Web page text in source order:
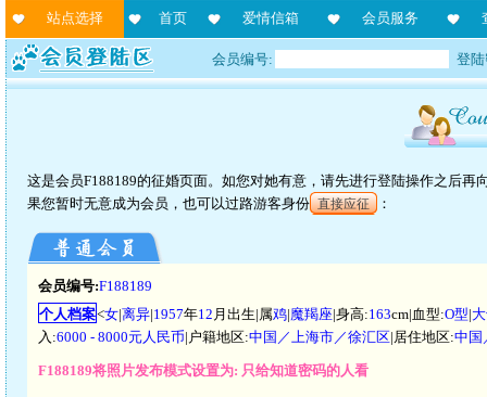
站点选择 首页 爱情信箱 会员服务
会员编号: 登
这是会员F188189的征婚页面。如您对她有意，请先进行登陆操作之后
果您暂时无意成为会员，也可以过路游客身份 直接应征 ：
会员编号:F188189
个人档案<女|离异|1957年12 月出生|属鸡|魔羯座|身高:163cm|血型:O型|
入:6000 - 8000元人民币|户籍地区:中国／上海市／徐汇区|居住地区:中国
F188189将照片发布模式设置为: 只给知道密码的人看